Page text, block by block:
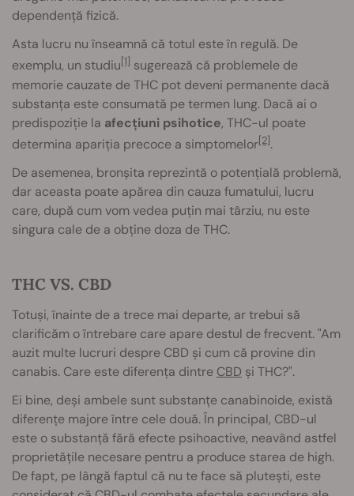
dependență fizică.
Asta lucru nu înseamnă că totul este în regulă. De
exemplu, un studiu[1] sugerează că problemele de
memorie cauzate de THC pot deveni permanente dacă
substanța este consumată pe termen lung. Dacă ai o
predispoziție la afecțiuni psihotice, THC-ul poate
determina apariția precoce a simptomelor[2].
De asemenea, bronșita reprezintă o potențială problemă,
dar aceasta poate apărea din cauza fumatului, lucru
care, după cum vom vedea puțin mai târziu, nu este
singura cale de a obține doza de THC.
THC VS. CBD
Totuși, înainte de a trece mai departe, ar trebui să
clarificăm o întrebare care apare destul de frecvent. "Am
auzit multe lucruri despre CBD și cum că provine din
canabis. Care este diferența dintre CBD și THC?".
Ei bine, deși ambele sunt substanțe canabinoide, există
diferențe majore între cele două. În principal, CBD-ul
este o substanță fără efecte psihoactive, neavând astfel
proprietățile necesare pentru a produce starea de high.
De fapt, pe lângă faptul că nu te face să plutești, este